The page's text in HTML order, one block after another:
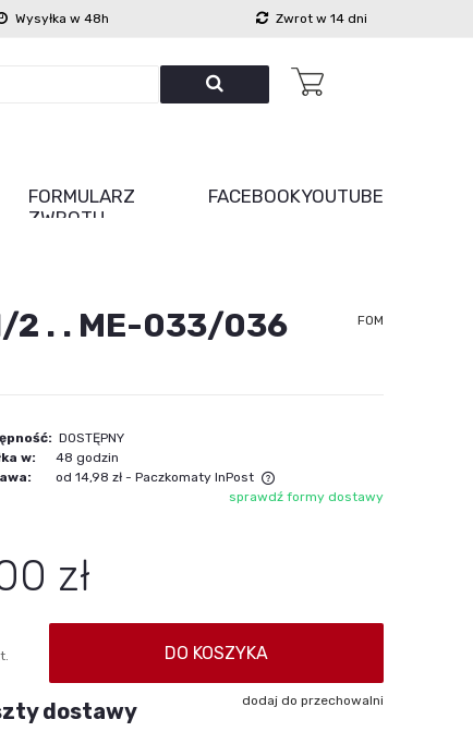
Wysyłka w 48h Zwrot w 14 dni
FORMULARZ
ZWROTU
FACEBOOKYOUTUBE
1/2 . . ME-033/036
FOM
DOSTĘPNY
w:
48 godzin
od 14,98 zł - Paczkomaty InPost
sprawdź formy dostawy
zł
DO KOSZYKA
dodaj do przechowalni
dostawy